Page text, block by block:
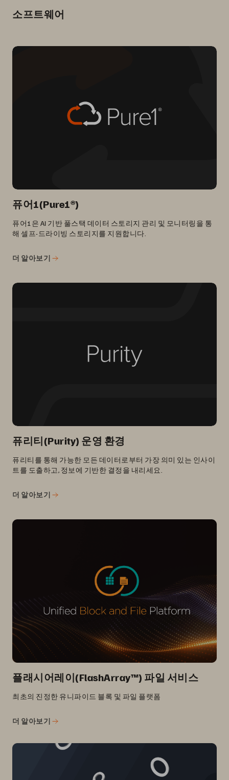
소프트웨어
퓨어1(Pure1®)
퓨어1은 AI 기반 풀스택 데이터 스토리지 관리 및 모니터링을 통
해 셀프-드라이빙 스토리지를 지원합니다.
더 알아보기
퓨리티(Purity) 운영 환경
퓨리티를 통해 가능한 모든 데이터로부터 가장 의미 있는 인사이
트를 도출하고, 정보에 기반한 결정을 내리세요.
더 알아보기
플래시어레이(FlashArray™) 파일 서비스
최초의 진정한 유니파이드 블록 및 파일 플랫폼
더 알아보기